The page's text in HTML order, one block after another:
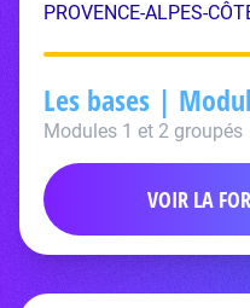
PROVENCE-ALPES-
Les bases |
Modules 1 et 2 groupés
VOIR LA